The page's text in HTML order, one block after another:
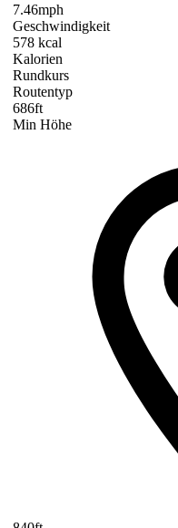
7.46mph
Geschwindigkeit
578 kcal
Kalorien
Rundkurs
Routentyp
686ft
Min Höhe